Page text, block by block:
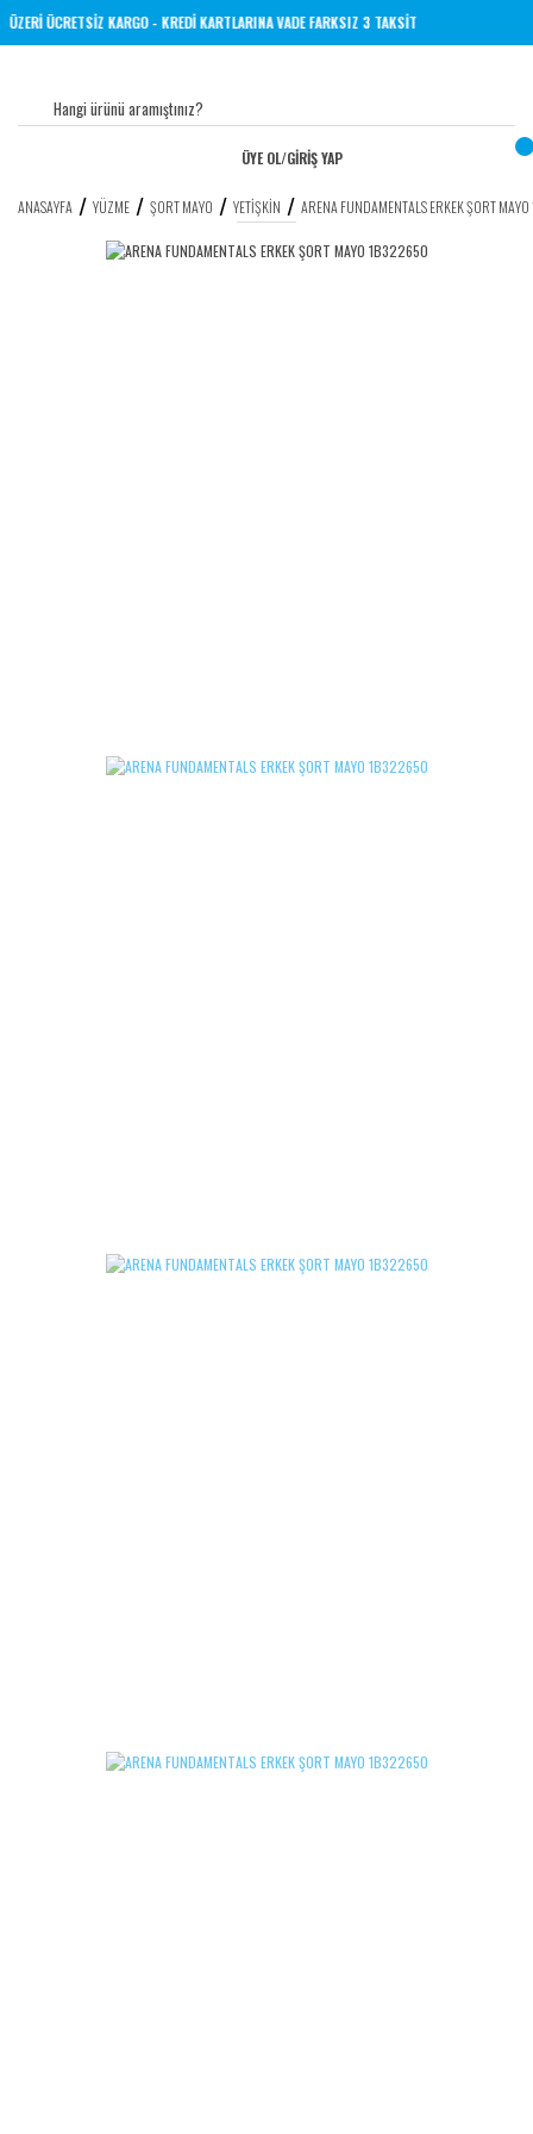
VE ÜZERİ ÜCRETSİZ KARGO - KREDİ KARTLARINA VADE FARKSIZ 3 TAKSİT
ÜYE OL/GİRİŞ YAP
ANASAYFA YÜZME ŞORT MAYO YETIŞKIN ARENA FUNDAMENTALS ERKEK ŞORT